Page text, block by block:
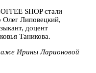
SHOP стали
Олег Липовецкий,
доцент
Таникова.
Ирины Ларионовой